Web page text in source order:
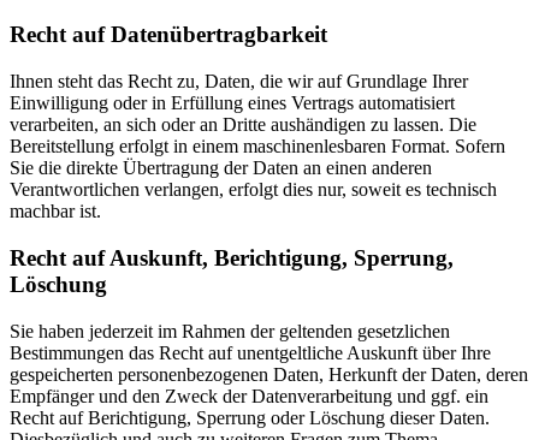
Recht auf Datenübertragbarkeit
Ihnen steht das Recht zu, Daten, die wir auf Grundlage Ihrer
Einwilligung oder in Erfüllung eines Vertrags automatisiert
verarbeiten, an sich oder an Dritte aushändigen zu lassen. Die
Bereitstellung erfolgt in einem maschinenlesbaren Format. Sofern
Sie die direkte Übertragung der Daten an einen anderen
Verantwortlichen verlangen, erfolgt dies nur, soweit es technisch
machbar ist.
Recht auf Auskunft, Berichtigung, Sperrung,
Löschung
Sie haben jederzeit im Rahmen der geltenden gesetzlichen
Bestimmungen das Recht auf unentgeltliche Auskunft über Ihre
gespeicherten personenbezogenen Daten, Herkunft der Daten, deren
Empfänger und den Zweck der Datenverarbeitung und ggf. ein
Recht auf Berichtigung, Sperrung oder Löschung dieser Daten.